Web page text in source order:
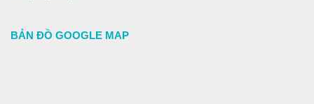
BẢN ĐỒ GOOGLE MAP